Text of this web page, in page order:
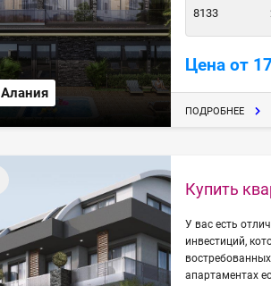
Алания
8133
Цена от
ПОДРОБНЕЕ
Купить
У вас есть
инвестиций,
апартаментах